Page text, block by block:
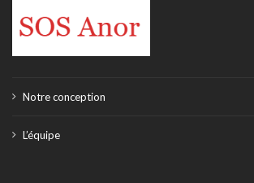
Notre conception
L’équipe